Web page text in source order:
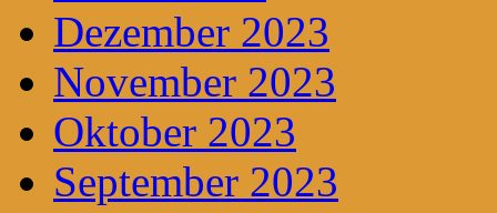
Dezember 2023
November 2023
Oktober 2023
September 2023